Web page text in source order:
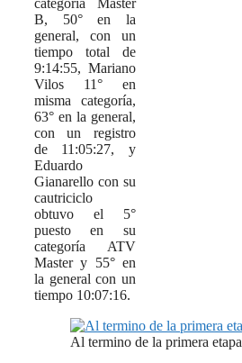
B, 50° en la
general, con un
tiempo total de
9:14:55, Mariano
Vilos 11° en
misma categoría,
63° en la general,
con un registro
de 11:05:27, y
Eduardo
Gianarello con su
cautriciclo
obtuvo el 5°
puesto en su
categoría ATV
Master y 55° en
la general con un
tiempo 10:07:16.
Al termino de la primera etapa